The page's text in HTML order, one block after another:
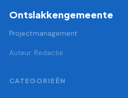
Ontslakkengemeente
Projectmanagement
Auteur: Redactie
CATEGORIEËN